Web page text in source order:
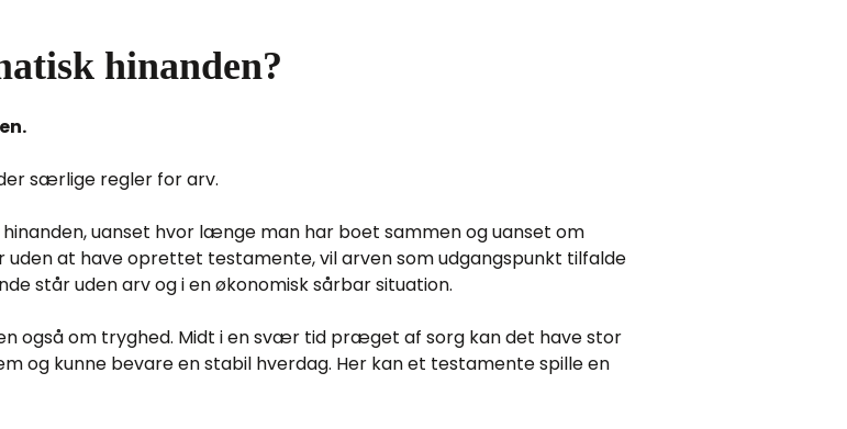
hinanden?
særlige regler for arv.
uanset hvor længe man har boet sammen og uanset om
at have oprettet testamente, vil arven som udgangspunkt tilfalde
står uden arv og i en økonomisk sårbar situation.
også om tryghed. Midt i en svær tid præget af sorg kan det have stor
og kunne bevare en stabil hverdag. Her kan et testamente spille en